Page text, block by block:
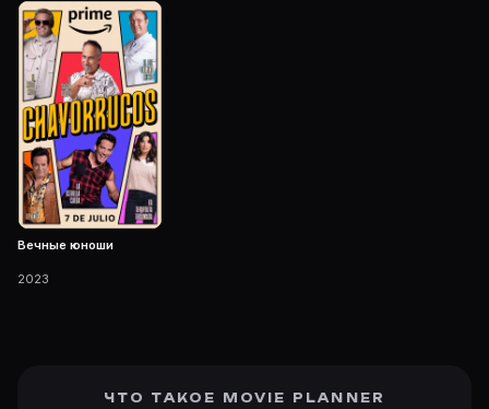
Вечные юноши
2023
ЧТО ТАКОЕ MOVIE PLANNER